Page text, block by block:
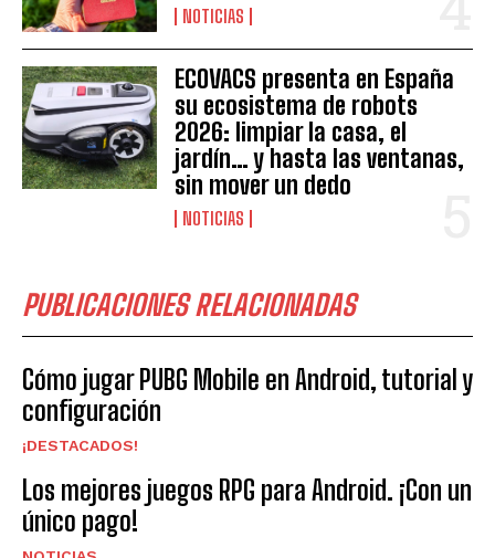
NOTICIAS
ECOVACS presenta en España
su ecosistema de robots
2026: limpiar la casa, el
jardín… y hasta las ventanas,
sin mover un dedo
NOTICIAS
PUBLICACIONES RELACIONADAS
Cómo jugar PUBG Mobile en Android, tutorial y
configuración
¡DESTACADOS!
Los mejores juegos RPG para Android. ¡Con un
único pago!